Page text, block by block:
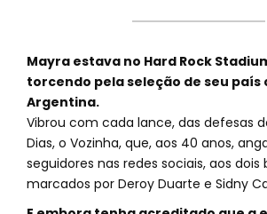
Mayra estava no Hard Rock
torcendo pela seleção de seu país
Argentina.
Vibrou com cada lance, das defesas
Dias, o Vozinha, que, aos 40 anos,
seguidores nas redes sociais, aos dois
marcados por Deroy Duarte e Sidny